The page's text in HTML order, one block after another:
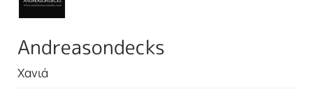
Andreasondecks
Χανιά